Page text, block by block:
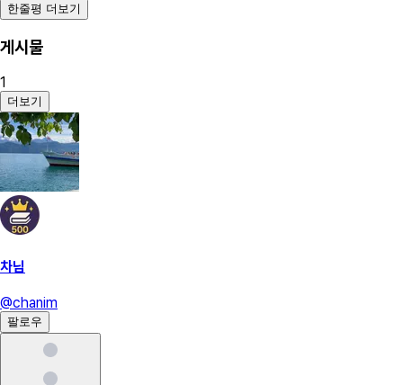
한줄평 더보기
게시물
1
더보기
차님
@chanim
팔로우